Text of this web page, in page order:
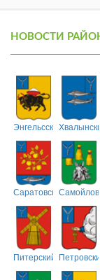
НОВОСТИ
Энгельсский
Саратовский
Питерский